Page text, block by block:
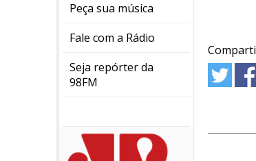
Peça sua música
Fale com a Rádio
Seja repórter da
98FM